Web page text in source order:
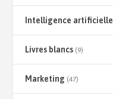
Intelligence artificielle
Livres blancs (9)
Marketing (47)